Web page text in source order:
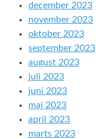
december 2023
november 2023
oktober 2023
september 2023
august 2023
juli 2023
juni 2023
maj 2023
april 2023
marts 2023